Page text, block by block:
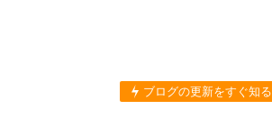
ブログの更新をすぐ知る